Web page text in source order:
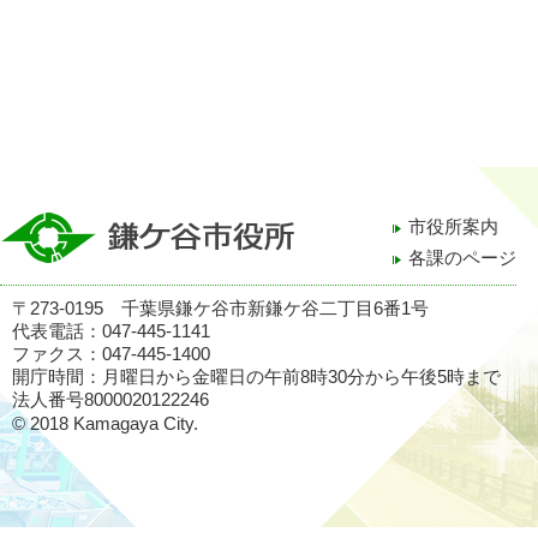
市役所案内
各課のページ
〒273-0195 千葉県鎌ケ谷市新鎌ケ谷二丁目6番1号
代表電話：047-445-1141
ファクス：047-445-1400
開庁時間：月曜日から金曜日の午前8時30分から午後5時まで
法人番号8000020122246
© 2018 Kamagaya City.